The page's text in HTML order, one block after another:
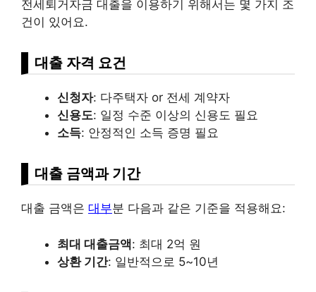
전세퇴거자금 대출을 이용하기 위해서는 몇 가지 조
건이 있어요.
대출 자격 요건
신청자: 다주택자 or 전세 계약자
신용도: 일정 수준 이상의 신용도 필요
소득: 안정적인 소득 증명 필요
대출 금액과 기간
대출 금액은 대부분 다음과 같은 기준을 적용해요:
최대 대출금액: 최대 2억 원
상환 기간: 일반적으로 5~10년